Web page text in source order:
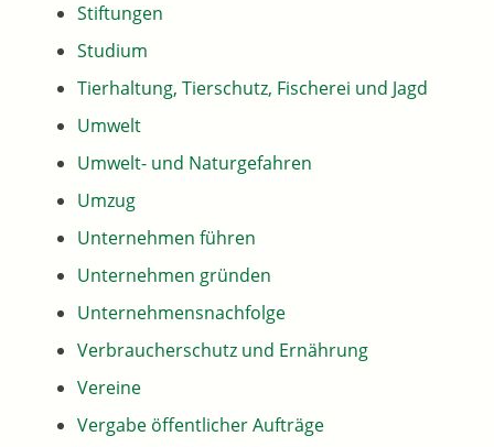
Stiftungen
Studium
Tierhaltung, Tierschutz, Fischerei und Jagd
Umwelt
Umwelt- und Naturgefahren
Umzug
Unternehmen führen
Unternehmen gründen
Unternehmensnachfolge
Verbraucherschutz und Ernährung
Vereine
Vergabe öffentlicher Aufträge